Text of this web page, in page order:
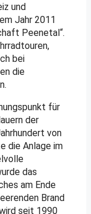
und
Jahr 2011
Peenetal“.
bei
die
für
der
von
die Anlage im
das
am Ende
Brand
seit 1990